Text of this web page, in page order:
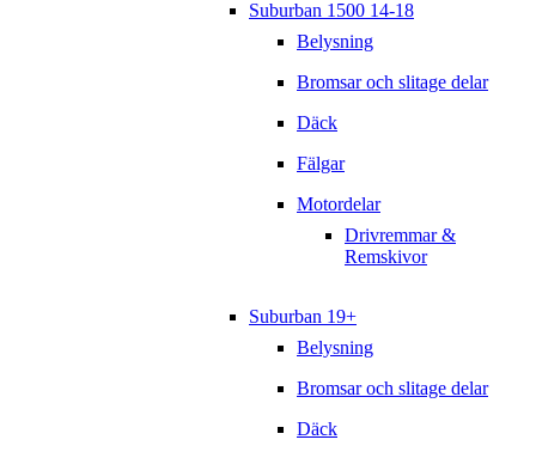
Suburban 1500 14-18
Belysning
Bromsar och slitage delar
Däck
Fälgar
Motordelar
Drivremmar &
Remskivor
Suburban 19+
Belysning
Bromsar och slitage delar
Däck